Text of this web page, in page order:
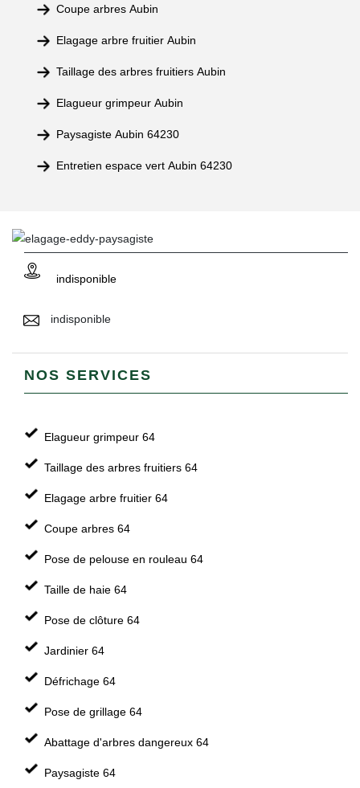
Coupe arbres Aubin
Elagage arbre fruitier Aubin
Taillage des arbres fruitiers Aubin
Elagueur grimpeur Aubin
Paysagiste Aubin 64230
Entretien espace vert Aubin 64230
indisponible
indisponible
NOS SERVICES
Elagueur grimpeur 64
Taillage des arbres fruitiers 64
Elagage arbre fruitier 64
Coupe arbres 64
Pose de pelouse en rouleau 64
Taille de haie 64
Pose de clôture 64
Jardinier 64
Défrichage 64
Pose de grillage 64
Abattage d'arbres dangereux 64
Paysagiste 64